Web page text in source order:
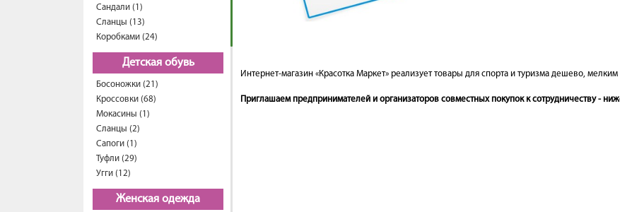
Сандали (1)
Сланцы (13)
Коробками (24)
Детская обувь
Босоножки (21)
Кроссовки (68)
Мокасины (1)
Сланцы (2)
Сапоги (1)
Туфли (29)
Угги (12)
Женская одежда
Интернет-магазин «Красотка Маркет» реализует товары для спорта и туризма дешево,
Приглашаем предпринимателей и организаторов совместных покупок к сотрудничеству -